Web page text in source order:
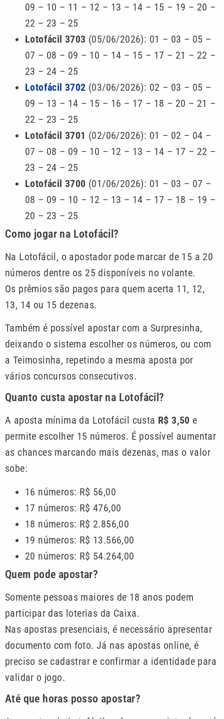
09 – 10 – 11 – 12 – 13 – 14 – 15 – 19 – 20 –
22 – 23 – 25
Lotofácil 3703 (05/06/2026): 01 – 03 – 05 –
07 – 08 – 09 – 10 – 14 – 15 – 17 – 21 – 22 –
23 – 24 – 25
Lotofácil 3702 (03/06/2026): 02 – 03 – 05 –
09 – 13 – 14 – 15 – 16 – 17 – 18 – 20 – 21 –
22 – 23 – 25
Lotofácil 3701 (02/06/2026): 01 – 02 – 04 –
07 – 08 – 09 – 10 – 12 – 13 – 14 – 17 – 22 –
23 – 24 – 25
Lotofácil 3700 (01/06/2026): 01 – 03 – 07 –
08 – 09 – 10 – 12 – 13 – 14 – 17 – 18 – 19 –
20 – 23 – 25
Como jogar na Lotofácil?
Na Lotofácil, o apostador pode marcar de 15 a 20
números dentre os 25 disponíveis no volante.
Os prêmios são pagos para quem acerta 11, 12,
13, 14 ou 15 dezenas.
Também é possível apostar com a Surpresinha,
deixando o sistema escolher os números, ou com
a Teimosinha, repetindo a mesma aposta por
vários concursos consecutivos.
Quanto custa apostar na Lotofácil?
A aposta mínima da Lotofácil custa R$ 3,50 e
permite escolher 15 números. É possível aumentar
as chances marcando mais dezenas, mas o valor
sobe:
16 números: R$ 56,00
17 números: R$ 476,00
18 números: R$ 2.856,00
19 números: R$ 13.566,00
20 números: R$ 54.264,00
Quem pode apostar?
Somente pessoas maiores de 18 anos podem
participar das loterias da Caixa.
Nas apostas presenciais, é necessário apresentar
documento com foto. Já nas apostas online, é
preciso se cadastrar e confirmar a identidade para
validar o jogo.
Até que horas posso apostar?